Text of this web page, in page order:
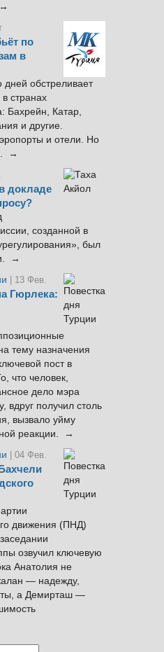
по
в
дней обстреливает
странах
Бахрейн, Катар,
и другие.
и отели. Но
→
докладе
созданной в
был
→
| 13 Фев.
Гюрлека:
тему назначения
пост в
что человек,
дело мэра
вдруг получил столь
вызвало уйму
реакции. →
| 04 Фев.
движения (ПНД)
озвучил ключевую
Анатолия не
— надежду,
а Демирташ —